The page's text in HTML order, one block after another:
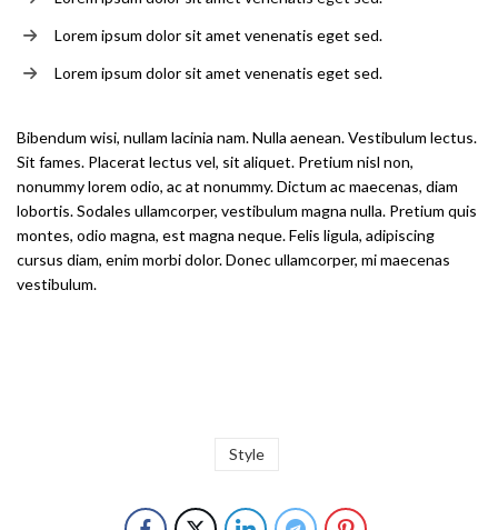
Lorem ipsum dolor sit amet venenatis eget sed.
Lorem ipsum dolor sit amet venenatis eget sed.
Bibendum wisi, nullam lacinia nam. Nulla aenean. Vestibulum lectus.
Sit fames. Placerat lectus vel, sit aliquet. Pretium nisl non,
nonummy lorem odio, ac at nonummy. Dictum ac maecenas, diam
lobortis. Sodales ullamcorper, vestibulum magna nulla. Pretium quis
montes, odio magna, est magna neque. Felis ligula, adipiscing
cursus diam, enim morbi dolor. Donec ullamcorper, mi maecenas
vestibulum.
Style